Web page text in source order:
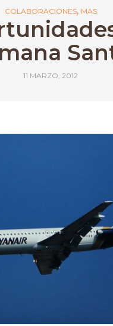
COLABORACIONES, MAS
11 MARZO, 2012